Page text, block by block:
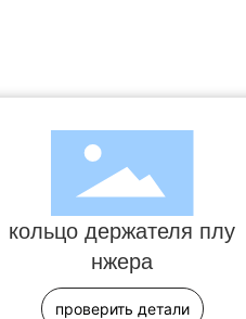
кольцо держателя плу
нжера
проверить детали